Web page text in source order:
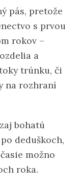
pás, pretože
s prvou
rokov –
a
trúnku, či
na rozhraní
bohatú
deduškoch,
možno
roka.